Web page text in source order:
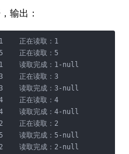
输出：
正在读取：1
正在读取：5
读取完成：1-null
正在读取：3
读取完成：3-null
正在读取：4
读取完成：4-null
正在读取：2
读取完成：5-null
读取完成：2-null